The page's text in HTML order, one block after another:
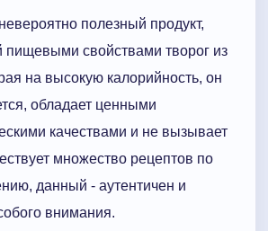
полезный продукт,
свойствами творог из
на высокую калорийность, он
обладает ценными
качествами и не вызывает
множество рецептов по
данный - аутентичен и
внимания.